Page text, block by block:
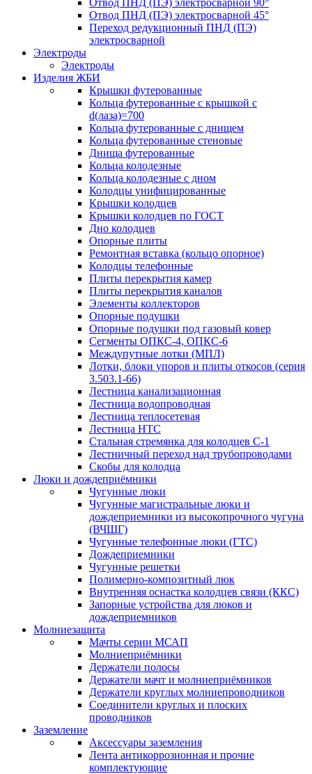
Отвод ПНД (ПЭ) электросварной 90°
Отвод ПНД (ПЭ) электросварной 45°
Переход редукционный ПНД (ПЭ)
электросварной
Электроды
Электроды
Изделия ЖБИ
Крышки футерованные
Кольца футерованные с крышкой с
d(лаза)=700
Кольца футерованные с днищем
Кольца футерованные стеновые
Днища футерованные
Кольца колодезные
Кольца колодезные с дном
Колодцы унифицированные
Крышки колодцев
Крышки колодцев по ГОСТ
Дно колодцев
Опорные плиты
Ремонтная вставка (кольцо опорное)
Колодцы телефонные
Плиты перекрытия камер
Плиты перекрытия каналов
Элементы коллекторов
Опорные подушки
Опорные подушки под газовый ковер
Сегменты ОПКС-4, ОПКС-6
Междупутные лотки (МПЛ)
Лотки, блоки упоров и плиты откосов (серия
3.503.1-66)
Лестница канализационная
Лестница водопроводная
Лестница теплосетевая
Лестница НТС
Стальная стремянка для колодцев С-1
Лестничный переход над трубопроводами
Скобы для колодца
Люки и дождеприёмники
Чугунные люки
Чугунные магистральные люки и
дождеприемники из высокопрочного чугуна
(ВЧШГ)
Чугунные телефонные люки (ГТС)
Дождеприемники
Чугунные решетки
Полимерно-композитный люк
Внутренняя оснастка колодцев связи (ККС)
Запорные устройства для люков и
дождеприемников
Молниезащита
Мачты серии МСАП
Молниеприёмники
Держатели полосы
Держатели мачт и молниеприёмников
Держатели круглых молниепроводников
Cоединители круглых и плоских
проводников
Заземление
Аксессуары заземления
Лента антикоррозионная и прочие
комплектующие